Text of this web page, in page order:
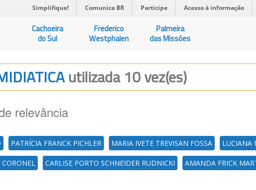
Simplifique! Comunica BR Participe Acesso à informação
Cachoeira
do Sul
Frederico
Westphalen
Palmeira
das Missões
utilizada 10 vez(es)
relevância
PATRÍCIA FRANCK PICHLER MARIA IVETE TREVISAN FOSSA LUCIANA
CARLISE PORTO SCHNEIDER RUDNICKI AMANDA FRICK